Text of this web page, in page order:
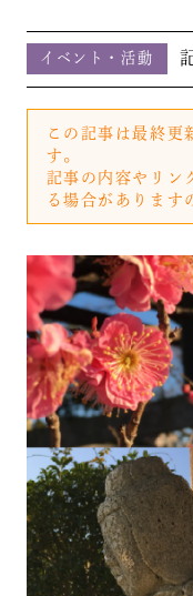
イベント・活動
この記事は最終更
す。
記事の内容やリン
る場合があります